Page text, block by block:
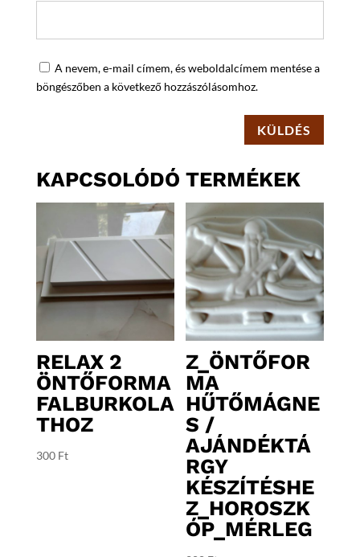
A nevem, e-mail címem, és weboldalcímem mentése a
böngészőben a következő hozzászólásomhoz.
KÜLDÉS
KAPCSOLÓDÓ TERMÉKEK
RELAX 2
ÖNTŐFORMA
FALBURKOLA
THOZ
300 Ft
Z_ÖNTŐFOR
MA
HŰTŐMÁGNE
S /
AJÁNDÉKTÁ
RGY
KÉSZÍTÉSHE
Z_HOROSZK
ÓP_MÉRLEG